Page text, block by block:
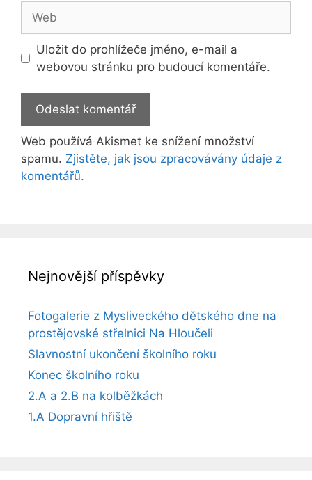
Uložit do prohlížeče jméno, e-mail a
webovou stránku pro budoucí komentáře.
Web používá Akismet ke snížení množství
spamu. Zjistěte, jak jsou zpracovávány údaje z
komentářů.
Nejnovější příspěvky
Fotogalerie z Mysliveckého dětského dne na
prostějovské střelnici Na Hloučeli
Slavnostní ukončení školního roku
Konec školního roku
2.A a 2.B na kolběžkách
1.A Dopravní hřiště